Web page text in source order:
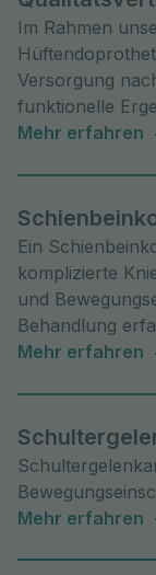
Im Rahmen
Versorgung
funktionelle
der Operation.
Mehr erfahren
Ein
komplizierte
und
Behandlung
Mehr erfahren
Mehr erfahren